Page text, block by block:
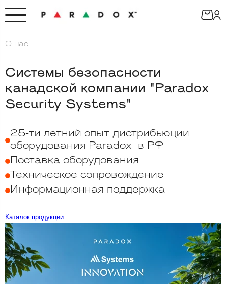
О нас
Системы безопасности
канадской компании "Paradox
Security Systems"
25-ти летний опыт дистрибьюции
оборудования Paradox в РФ
Поставка оборудования
Техническое сопровождение
Информационная поддержка
Каталок продукции